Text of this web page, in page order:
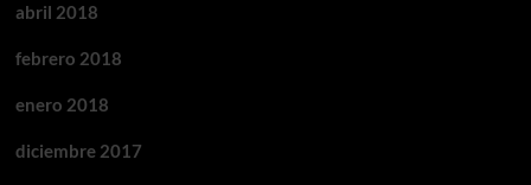
abril 2018
febrero 2018
enero 2018
diciembre 2017